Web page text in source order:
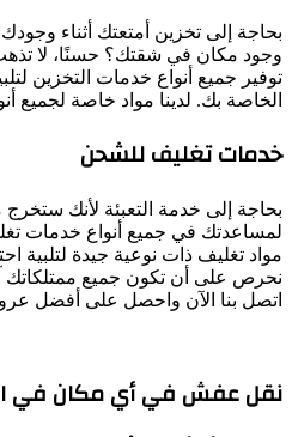
بحاجة إلى تخزين أمتعتك أثناء
وجود مكان في شقتك؟ حسنًا، لا تذهب
توفير جميع أنواع خدمات التخزين
الخاصة بك. لدينا مواد خاصة لجميع
خدمات تغليف للشحن
بحاجة إلى خدمة التعبئة لأنك
لمساعدتك في جميع أنواع خدمات
مواد تغليف ذات نوعية جيدة لتلبية
نحرص على أن تكون جميع ممتلكاتك
اتصل بنا الآن واحصل على أفضل
نقل عفش في أي مكان في